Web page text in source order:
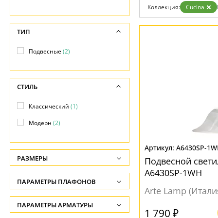
Гарантия
Возврат
Отзывы
Установка
Дизайнерам
Контакты
Коллекция: Cucina
A6430SP-
Подвесной
A6430SP-1WH
Arte Lamp
1 790 ₽
ТИП
Подвесные(2)
СТИЛЬ
Классический (1)
Модерн (2)
РАЗМЕРЫ
Высота, см
-
Длина подвеса, см
ПАРАМЕТРЫ ПЛАФОНОВ
ФОРМА ПЛАФОНА
ПАРАМЕТРЫ АРМАТУРЫ